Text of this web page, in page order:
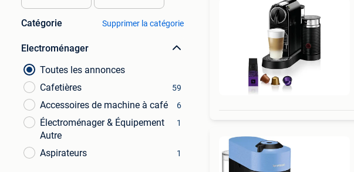
Catégorie Supprimer la catégorie
Electroménager
Toutes les annonces
Cafetières
59
Accessoires de machine à café 6
Électroménager & Équipement
Autre
1
Aspirateurs 1